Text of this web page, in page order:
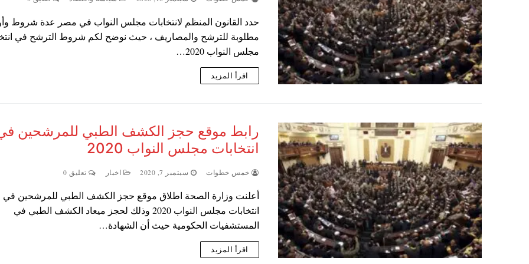
حدد القانون المنظم لانتخابات مجلس النواب في مصر عدة شروط
مطلوبة للترشح والمصاريف ، حيث نوضح لكم شروط الترشح في
مجلس النواب 2020…
اقرأ المزيد
رابط موقع حجز الكشف الطبي للمرشحين
انتخابات مجلس النواب 2020
خمس خطوات سبتمبر 7, 2020 اخبار تعليق 0
أعلنت وزارة الصحة اطلاق موقع حجز الكشف الطبي للمرشحين في
انتخابات مجلس النواب 2020 وذلك لحجز ميعاد الكشف الطبي في
المستشفيات الحكومية حيث أن الشهادة…
اقرأ المزيد